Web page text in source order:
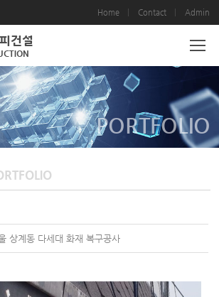
Home Contact Admin
건설
PORTFOLIO
상계동 다세대 화재 복구공사